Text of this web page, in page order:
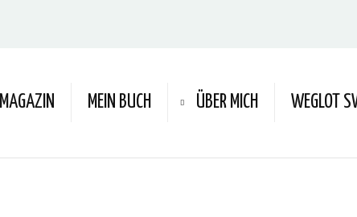
MAGAZIN MEIN BUCH ÜBER MICH WEGLOT